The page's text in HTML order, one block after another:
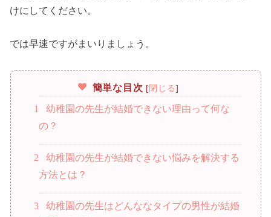
けにしてください。
では早速ですがまいりましょう。
簡単な目次 [閉じる]
1
幼稚園の先生が結婚できない理由って何な
の？
2
幼稚園の先生が結婚できない悩みを解決する
方法とは？
3
幼稚園の先生はどんななタイプの男性が結婚